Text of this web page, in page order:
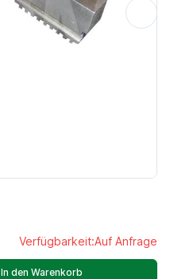
Verfügbarkeit:Auf Anfrage
In den Warenkorb